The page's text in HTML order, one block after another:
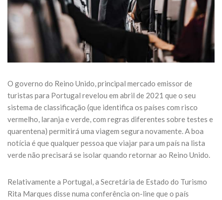
O governo do Reino Unido, principal mercado emissor de
turistas para Portugal revelou em abril de 2021 que o seu
sistema de classificação (que identifica os países com risco
vermelho, laranja e verde, com regras diferentes sobre testes e
quarentena) permitirá uma viagem segura novamente. A boa
notícia é que qualquer pessoa que viajar para um país na lista
verde não precisará se isolar quando retornar ao Reino Unido.
Relativamente a Portugal, a Secretária de Estado do Turismo
Rita Marques disse numa conferência on-line que o país